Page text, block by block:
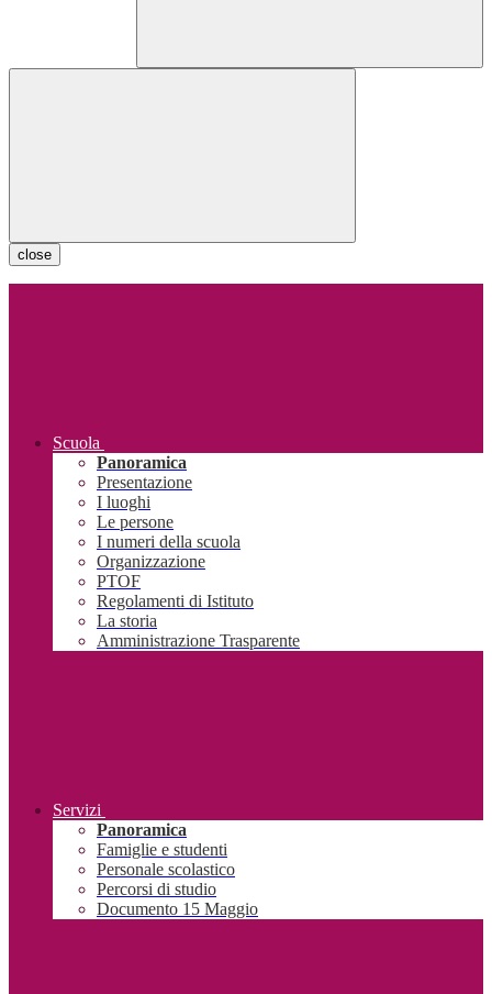
close
Scuola
Panoramica
Presentazione
I luoghi
Le persone
I numeri della scuola
Organizzazione
PTOF
Regolamenti di Istituto
La storia
Amministrazione Trasparente
Servizi
Panoramica
Famiglie e studenti
Personale scolastico
Percorsi di studio
Documento 15 Maggio